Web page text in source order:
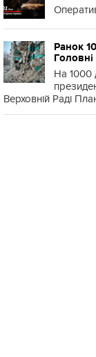
Ранок
Головні
На 1000
Верховній Раді